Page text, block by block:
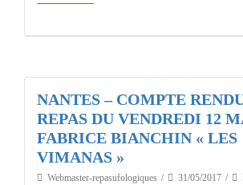
NANTES – COMPTE
REPAS DU VENDREDI 12
FABRICE BIANCHIN « LES
VIMANAS »
Webmaster-repasufologiques 31/05/2017